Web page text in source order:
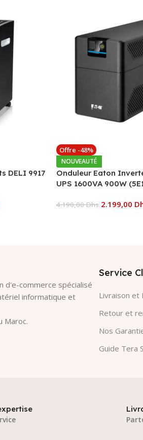
DELI 9917
Offre -48%
NOUVEAUTÉ
Onduleur Eaton
UPS 1600VA 900W
4.190,00Dhs 2.199,00
d'e-commerce spécialisé
informatique et
Maroc.
Service
Livraison et
Retour et
Nos
Guide Tera